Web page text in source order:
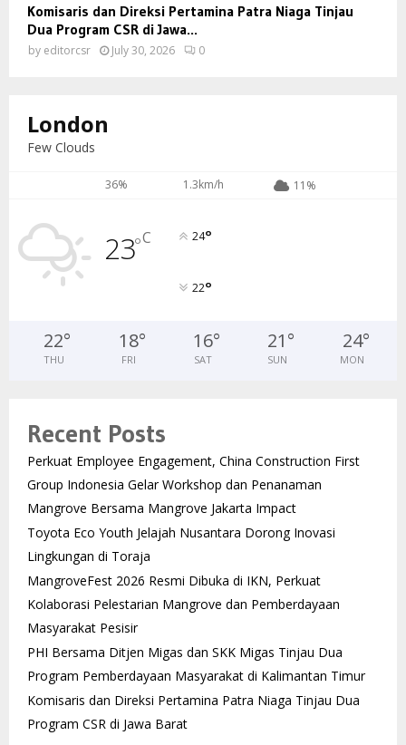
Komisaris dan Direksi Pertamina Patra Niaga Tinjau
Dua Program CSR di Jawa...
by editorcsr July 30, 2026 0
London
Few Clouds
36% 1.3km/h 11%
23°C 24°
22°
22°
THU
18°
FRI
16°
SAT
21°
SUN
24°
MON
Recent Posts
Perkuat Employee Engagement, China Construction First
Group Indonesia Gelar Workshop dan Penanaman
Mangrove Bersama Mangrove Jakarta Impact
Toyota Eco Youth Jelajah Nusantara Dorong Inovasi
Lingkungan di Toraja
MangroveFest 2026 Resmi Dibuka di IKN, Perkuat
Kolaborasi Pelestarian Mangrove dan Pemberdayaan
Masyarakat Pesisir
PHI Bersama Ditjen Migas dan SKK Migas Tinjau Dua
Program Pemberdayaan Masyarakat di Kalimantan Timur
Komisaris dan Direksi Pertamina Patra Niaga Tinjau Dua
Program CSR di Jawa Barat